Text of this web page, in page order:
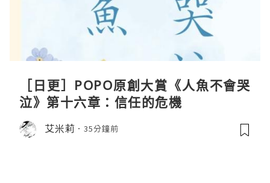
［日更］POPO原創大賞《人魚不會哭
泣》第十六章：信任的危機
艾米莉 35分鐘前